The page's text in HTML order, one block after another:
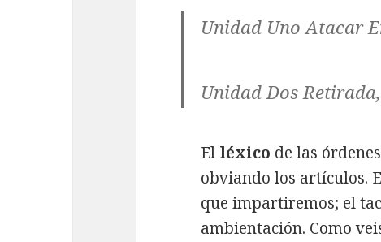
Unidad Uno Atacar
Unidad Dos
El léxico de las
obviando los artículos.
que impartiremos; el
ambientación. Como